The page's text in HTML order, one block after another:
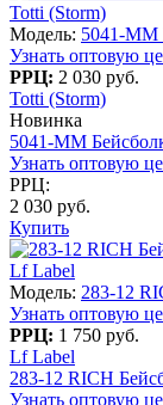
Totti (Storm)
Модель: 5041-MM
Узнать оптовую
РРЦ: 2 030 руб.
Totti (Storm)
Новинка
5041-MM
Узнать оптовую
РРЦ:
2 030 руб.
Купить
Lf Label
Модель: 283-12
Узнать оптовую
РРЦ: 1 750 руб.
Lf Label
283-12 RICH
Узнать оптовую